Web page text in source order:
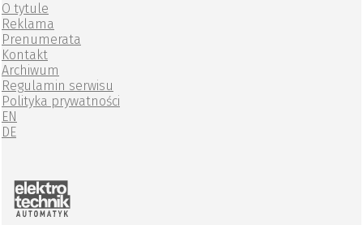
O tytule
Reklama
Prenumerata
Kontakt
Archiwum
Regulamin serwisu
Polityka prywatności
EN
DE